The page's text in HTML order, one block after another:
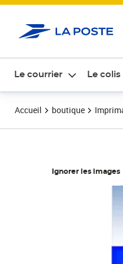
Le courrier Le colis
Accueil boutique
Ignorer les images